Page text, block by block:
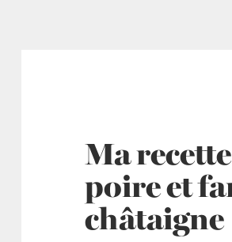
Ma
poire et
châtaigne